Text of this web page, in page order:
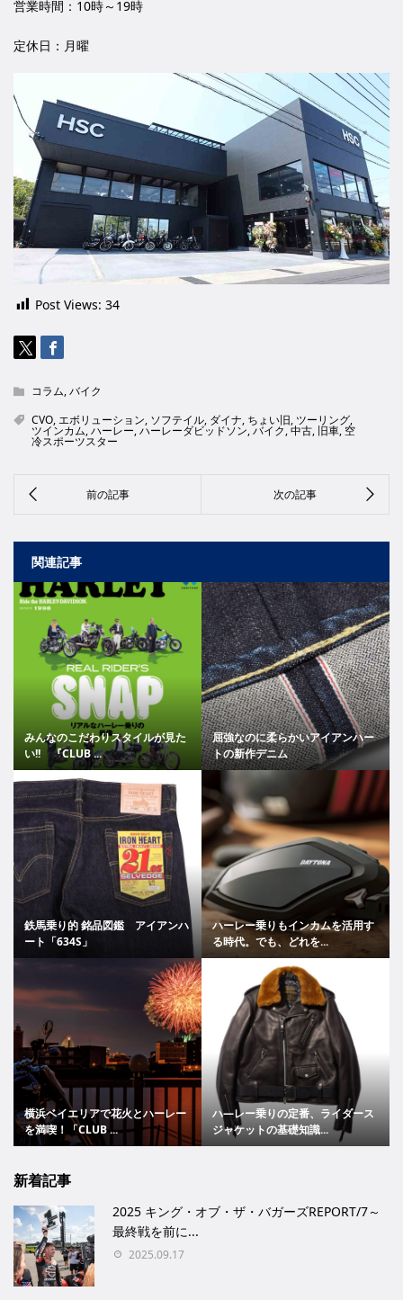
営業時間：10時～19時
定休日：月曜
Post Views: 34
コラム,バイク
CVO,エボリューション, ソフテイル, ダイナ, ちょい旧, ツーリング,
ツインカム,ハーレー,ハーレーダビッドソン,バイク,中古, 旧車, 空
冷スポーツスター
関連記事
みんなのこだわりスタイルが見た
い!! 『CLUB ...
屈強なのに柔らかいアイアンハー
トの新作デニム
鉄馬乗り的 銘品図鑑 アイアンハ
ート「634S」
ハーレー乗りもインカムを活用す
る時代。でも、どれを...
横浜ベイエリアで花火とハーレー
を満喫！「CLUB ...
ハ―レー乗りの定番、ライダース
ジャケットの基礎知識...
新着記事
2025 キング・オブ・ザ・バガーズREPORT/7～
最終戦を前に...
2025.09.17